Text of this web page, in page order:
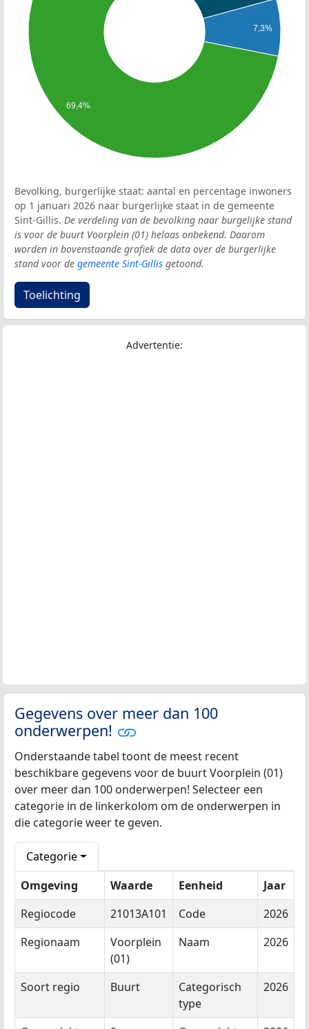
7,3%
69,4%
Bevolking, burgerlijke staat: aantal en percentage inwoners
op 1 januari 2026 naar burgerlijke staat in de gemeente
Sint-Gillis. De verdeling van de bevolking naar burgelijke stand
is voor de buurt Voorplein (01) helaas onbekend. Daarom
worden in bovenstaande grafiek de data over de burgerlijke
stand voor de gemeente Sint-Gillis getoond.
Toelichting
Advertentie:
Gegevens over meer dan 100
onderwerpen!
Onderstaande tabel toont de meest recent
beschikbare gegevens voor de buurt Voorplein (01)
over meer dan 100 onderwerpen! Selecteer een
categorie in de linkerkolom om de onderwerpen in
die categorie weer te geven.
Categorie
Omgeving
Waarde Eenheid
Jaar
Regiocode
21013A101 Code
2026
Regionaam
Voorplein
(01)
Naam 2026
Soort regio Buurt
Categorisch
type
2026